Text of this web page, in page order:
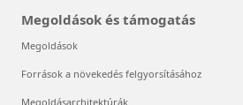
Megoldások és támogatás
Megoldások
Források a növekedés felgyorsításához
Megoldásarchitektúrák